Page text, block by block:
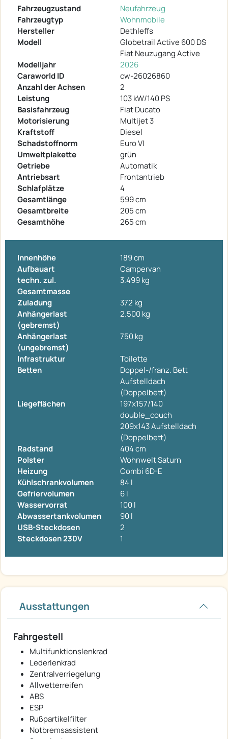
Fahrzeugzustand
Neufahrzeug
Fahrzeugtyp
Wohnmobile
Hersteller
Dethleffs
Modell
Globetrail Active 600 DS
Fiat Neuzugang Active
Modelljahr
2026
Caraworld ID
cw-26026860
Anzahl der Achsen
2
Leistung
103 kW/140 PS
Basisfahrzeug
Fiat Ducato
Motorisierung
Multijet 3
Kraftstoff
Diesel
Schadstoffnorm
Euro VI
Umweltplakette
grün
Getriebe
Automatik
Antriebsart
Frontantrieb
Schlafplätze
4
Gesamtlänge
599 cm
Gesamtbreite
205 cm
Gesamthöhe
265 cm
Innenhöhe
189 cm
Aufbauart
Campervan
techn. zul.
Gesamtmasse
3.499 kg
Zuladung
372 kg
Anhängerlast
(gebremst)
2.500 kg
Anhängerlast
(ungebremst)
750 kg
Infrastruktur
Toilette
Betten
Doppel-/franz. Bett
Aufstelldach
(Doppelbett)
Liegeflächen
197x157/140
double_couch
209x143 Aufstelldach
(Doppelbett)
Radstand
404 cm
Polster
Wohnwelt Saturn
Heizung
Combi 6D-E
Kühlschrankvolumen
84 l
Gefriervolumen
6 l
Wasservorrat
100 l
Abwassertankvolumen
90 l
USB-Steckdosen
2
Steckdosen 230V
1
Ausstattungen
Fahrgestell
Multifunktionslenkrad
Lederlenkrad
Zentralverriegelung
Allwetterreifen
ABS
ESP
Rußpartikelfilter
Notbremsassistent